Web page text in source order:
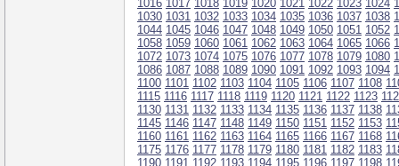
1016 1017 1018 1019 1020 1021 1022 1023 1024
1030 1031 1032 1033 1034 1035 1036 1037 1038
1044 1045 1046 1047 1048 1049 1050 1051 1052
1058 1059 1060 1061 1062 1063 1064 1065 1066
1072 1073 1074 1075 1076 1077 1078 1079 1080
1086 1087 1088 1089 1090 1091 1092 1093 1094
1100 1101 1102 1103 1104 1105 1106 1107 1108
1115 1116 1117 1118 1119 1120 1121 1122 1123
1130 1131 1132 1133 1134 1135 1136 1137 1138
1145 1146 1147 1148 1149 1150 1151 1152 1153
1160 1161 1162 1163 1164 1165 1166 1167 1168
1175 1176 1177 1178 1179 1180 1181 1182 1183
1190 1191 1192 1193 1194 1195 1196 1197 1198